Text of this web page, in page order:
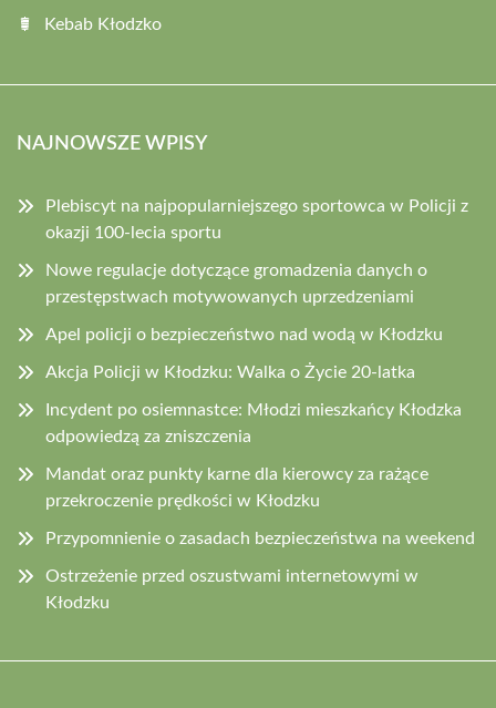
Kebab Kłodzko
NAJNOWSZE WPISY
Plebiscyt na najpopularniejszego sportowca w Policji z
okazji 100-lecia sportu
Nowe regulacje dotyczące gromadzenia danych o
przestępstwach motywowanych uprzedzeniami
Apel policji o bezpieczeństwo nad wodą w Kłodzku
Akcja Policji w Kłodzku: Walka o Życie 20-latka
Incydent po osiemnastce: Młodzi mieszkańcy Kłodzka
odpowiedzą za zniszczenia
Mandat oraz punkty karne dla kierowcy za rażące
przekroczenie prędkości w Kłodzku
Przypomnienie o zasadach bezpieczeństwa na weekend
Ostrzeżenie przed oszustwami internetowymi w
Kłodzku